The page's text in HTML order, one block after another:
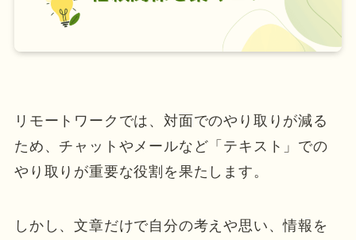
リモートワークでは、対面でのやり取りが減る
ため、チャットやメールなど「テキスト」での
やり取りが重要な役割を果たします。
しかし、文章だけで自分の考えや思い、情報を